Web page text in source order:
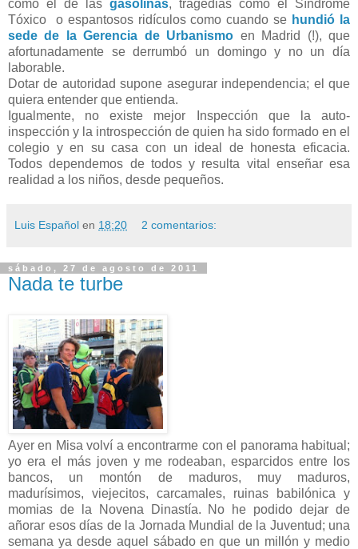
como el de las gasolinas, tragedias como el Síndrome
Tóxico o espantosos ridículos como cuando se hundió la
sede de la Gerencia de Urbanismo en Madrid (!), que
afortunadamente se derrumbó un domingo y no un día
laborable.
Dotar de autoridad supone asegurar independencia; el que
quiera entender que entienda.
Igualmente, no existe mejor Inspección que la auto-
inspección y la introspección de quien ha sido formado en el
colegio y en su casa con un ideal de honesta eficacia.
Todos dependemos de todos y resulta vital enseñar esa
realidad a los niños, desde pequeños.
Luis Español en 18:20 2 comentarios:
sábado, 27 de agosto de 2011
Nada te turbe
Ayer en Misa volví a encontrarme con el panorama habitual;
yo era el más joven y me rodeaban, esparcidos entre los
bancos, un montón de maduros, muy maduros,
madurísimos, viejecitos, carcamales, ruinas babilónica y
momias de la Novena Dinastía. No he podido dejar de
añorar esos días de la Jornada Mundial de la Juventud; una
semana ya desde aquel sábado en que un millón y medio